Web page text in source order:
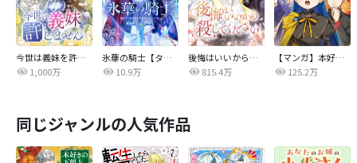
今世は義妹を許しません
1,000万
氷華の騎士【タテヨミ】
10.9万
後悔はいいから殺してください
815.4万
【マンガ】本好きの下剋上 第四部
125.2万
同じジャンルの人気作品